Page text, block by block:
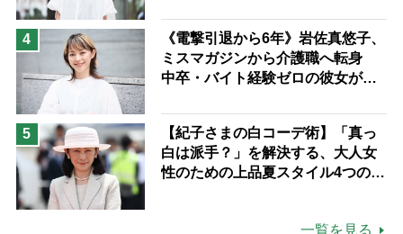
場は「愛おしい」
4
《電撃引退から6年》岩佐真悠子、
ミスマガジンから介護職へ転身
中卒・バイト経験ゼロの彼女が見
ながら自分らしくいられる」
5
【紀子さまの白コーデ術】「真っ
白は派手？」を解決する、大人女
性のための上品夏スタイル4つのコ
一覧を見る